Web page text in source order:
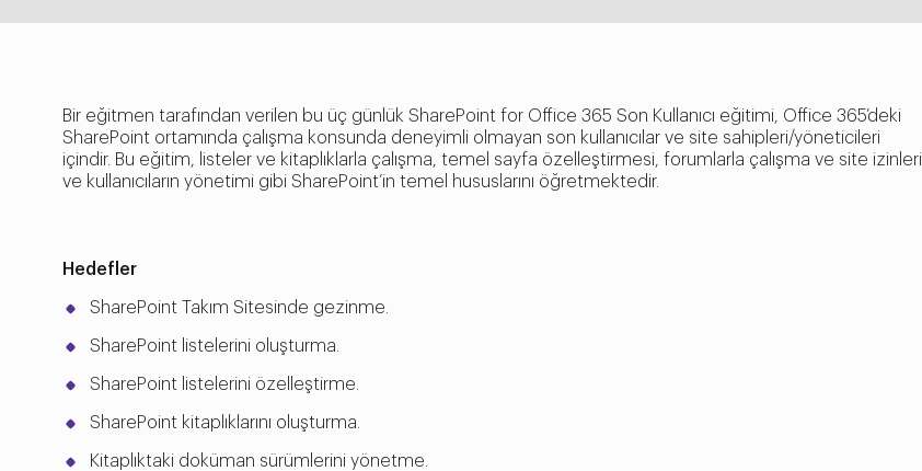
Bir eğitmen tarafından verilen bu üç günlük SharePoint for Office 365 Son Kullanıcı eğitimi, Office 365’deki
SharePoint ortamında çalışma konsunda deneyimli olmayan son kullanıcılar ve site sahipleri/yöneticileri
içindir. Bu eğitim, listeler ve kitaplıklarla çalışma, temel sayfa özelleştirmesi, forumlarla çalışma ve site izinleri
ve kullanıcıların yönetimi gibi SharePoint’in temel hususlarını öğretmektedir.
Hedefler
SharePoint Takım Sitesinde gezinme.
SharePoint listelerini oluşturma.
SharePoint listelerini özelleştirme.
SharePoint kitaplıklarını oluşturma.
Kitaplıktaki doküman sürümlerini yönetme.